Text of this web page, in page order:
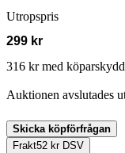
Utropspris
299 kr
316 kr med
Auktionen avslutades
Skicka köpförfrågan
Frakt52 kr DSV